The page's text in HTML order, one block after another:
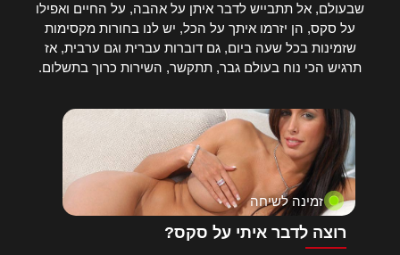
שבעולם, אל תתבייש לדבר איתן על אהבה, על החיים ואפילו
על סקס, הן יזרמו איתך על הכל, יש לנו בחורות מקסימות
שזמינות בכל שעה ביום, גם דוברות עברית וגם ערבית, אז
תרגיש הכי נוח בעולם גבר, תתקשר, השירות כרוך בתשלום.
זמינה לשיחה
רוצה לדבר איתי על סקס?